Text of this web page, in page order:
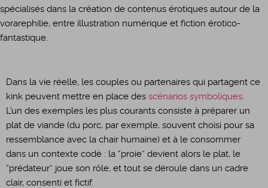
spécialisés dans la création de contenus érotiques autour de la
vorarephilie, entre illustration numérique et fiction érotico-
fantastique.
​Dans la vie réelle, les couples ou partenaires qui partagent ce
kink peuvent mettre en place des scénarios symboliques
L’un des exemples les plus courants consiste à préparer un
plat de viande (du porc, par exemple, souvent choisi pour sa
ressemblance avec la chair humaine) et à le consommer
dans un contexte codé : la “proie” devient alors le plat, le
“prédateur” joue son rôle, et tout se déroule dans un cadre
clair, consenti et fictif.